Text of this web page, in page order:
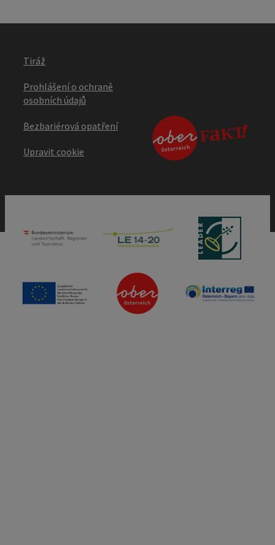
Tiráž
Prohlášení o ochraně
osobních údajů
Bezbariérová opatření
Upravit cookie